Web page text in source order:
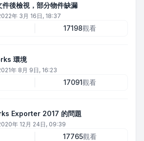
後檢視，部分物件缺漏
年 3月 16日, 18:37
17198觀看
環境
年 8月 9日, 16:23
17091觀看
Exporter 2017 的問題
年 12月 24日, 09:39
17765觀看